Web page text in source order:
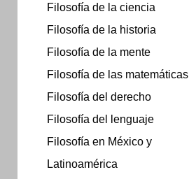
Filosofía de la ciencia
Filosofía de la historia
Filosofía de la mente
Filosofía de las matemáticas
Filosofía del derecho
Filosofía del lenguaje
Filosofía en México y
Latinoamérica